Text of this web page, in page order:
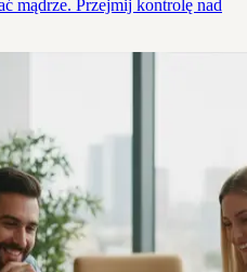
mądrze. Przejmij kontrolę nad